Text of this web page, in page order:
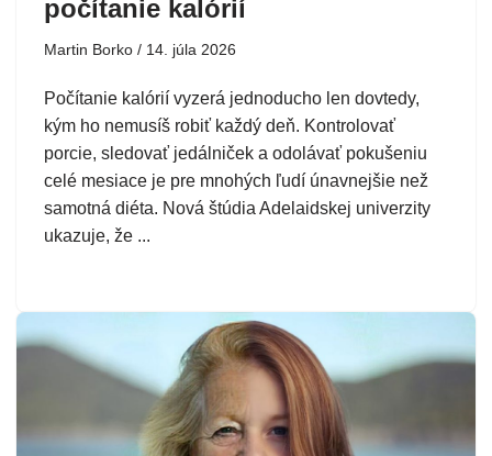
počítanie kalórií
Martin Borko 14. júla 2026
Počítanie kalórií vyzerá jednoducho len dovtedy,
kým ho nemusíš robiť každý deň. Kontrolovať
porcie, sledovať jedálniček a odolávať pokušeniu
celé mesiace je pre mnohých ľudí únavnejšie než
samotná diéta. Nová štúdia Adelaidskej univerzity
ukazuje, že ...